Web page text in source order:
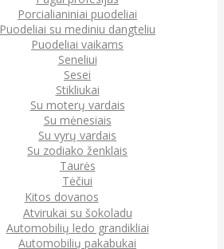
Porcialianiniai puodeliai
Puodeliai su mediniu dangteliu
Puodeliai vaikams
Seneliui
Sesei
Stikliukai
Su moterų vardais
Su mėnesiais
Su vyrų vardais
Su zodiako ženklais
Taurės
Tėčiui
Kitos dovanos
Atvirukai su šokoladu
Automobilių ledo grandikliai
Automobilių pakabukai